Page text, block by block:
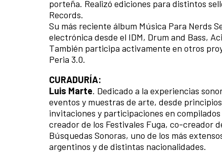
porteña. Realizó ediciones para distintos
Records.
Su más reciente álbum Música Para Nerds
electrónica desde el IDM, Drum and Bass,
También participa activamente en otros
Peria 3.0.
CURADURÍA:
Luis Marte. Dedicado a la experiencias
eventos y muestras de arte, desde
invitaciones y participaciones en
creador de los Festivales Fuga, co-creador
Búsquedas Sonoras, uno de los más
argentinos y de distintas nacionalidades.